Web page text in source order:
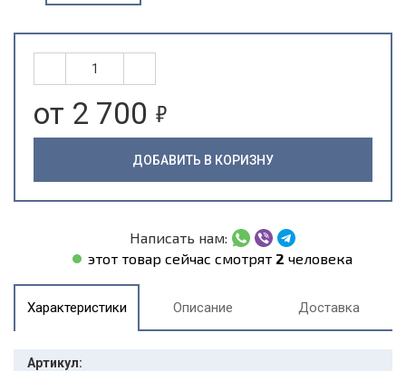
от 2 700 5
ДОБАВИТЬ В КОРИЗНУ
Написать нам:
этот товар сейчас смотрят 2 человека
Характеристики Описание Доставка
Артикул: